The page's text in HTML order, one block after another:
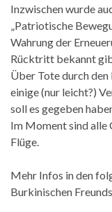
Inzwischen wurde
„Patriotische
Wahrung der
Rücktritt bekannt
Über Tote durch
einige (nur leicht?)
soll es gegeben
Im Moment sind alle
Flüge.
Mehr Infos in den
Burkinischen